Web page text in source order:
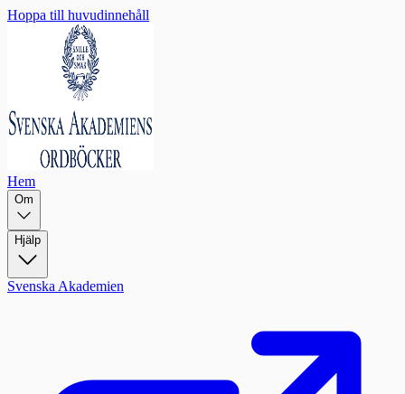
Hoppa till huvudinnehåll
Hem
Om
Hjälp
Svenska Akademien